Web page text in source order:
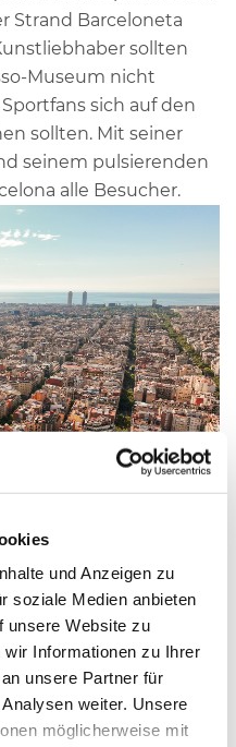
und Anzeigen zu
soziale Medien anbieten
unsere Website zu
Informationen zu Ihrer
unsere Partner für
weiter. Unsere
möglicherweise mit
Strand Barceloneta
sollten
Museum nicht
sich auf den
sollten. Mit seiner
seinem pulsierenden
alle Besucher.
in
von Attraktionen für
Publikum. Gaudís
ein Muss, ebenso wie